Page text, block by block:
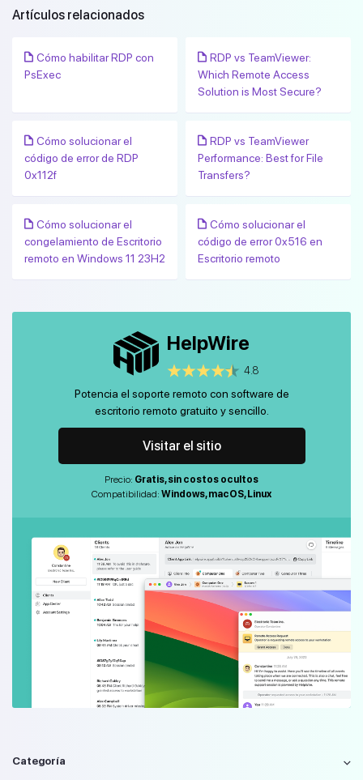
Artículos relacionados
Cómo habilitar RDP con
PsExec
RDP vs TeamViewer:
Which Remote Access
Solution is Most Secure?
Cómo solucionar el
código de error de RDP
0x112f
RDP vs TeamViewer
Performance: Best for File
Transfers?
Cómo solucionar el
congelamiento de Escritorio
remoto en Windows 11 23H2
Cómo solucionar el
código de error 0x516 en
Escritorio remoto
HelpWire
4.8
Potencia el soporte remoto con software de
escritorio remoto gratuito y sencillo.
Visitar el sitio
Precio: Gratis, sin costos ocultos
Compatibilidad: Windows, macOS, Linux
Categoría